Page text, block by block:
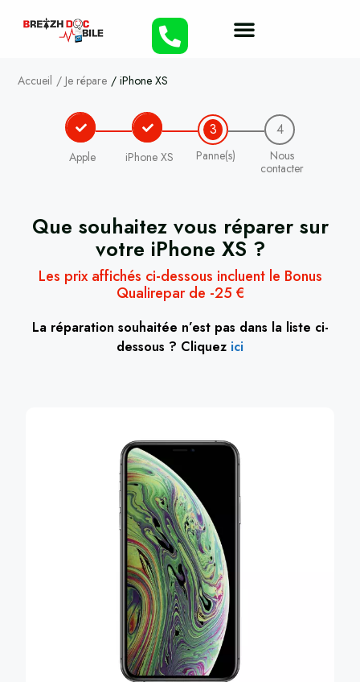
Accueil / Je répare /iPhone XS
Apple iPhone XS
3
Panne(s)
4
Nous
contacter
Que souhaitez vous réparer sur
votre iPhone XS ?
Les prix affichés ci-dessous incluent le Bonus
Qualirepar de -25 €
La réparation souhaitée n’est pas dans la liste ci-
dessous ? Cliquez ici